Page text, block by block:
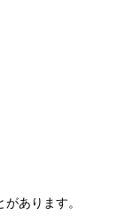
あります。